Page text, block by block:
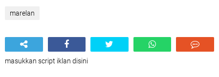
marelan
masukkan script iklan disini